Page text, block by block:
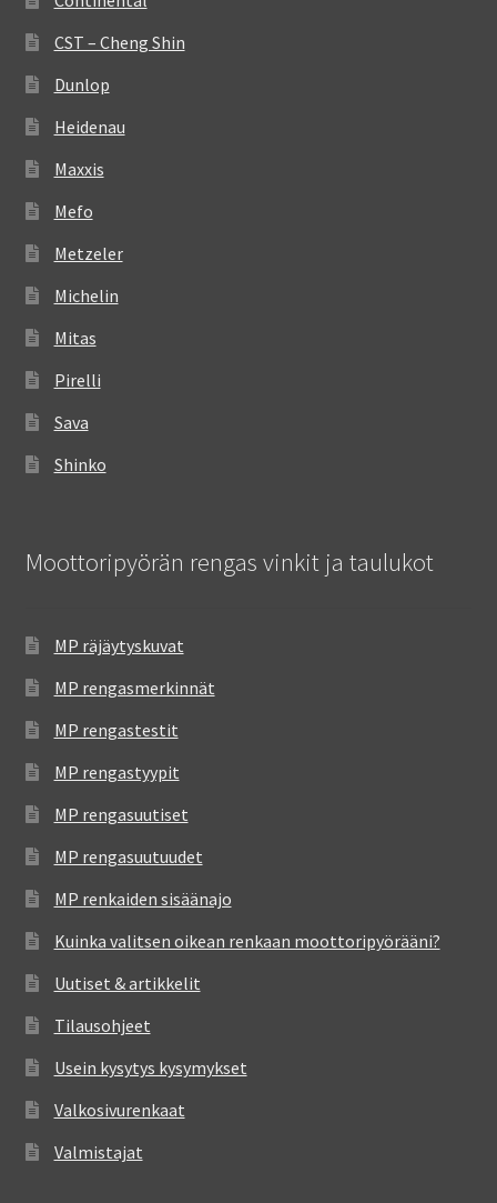
CST – Cheng Shin
Dunlop
Heidenau
Maxxis
Mefo
Metzeler
Michelin
Mitas
Pirelli
Sava
Shinko
Moottoripyörän rengas vinkit ja taulukot
MP räjäytyskuvat
MP rengasmerkinnät
MP rengastestit
MP rengastyypit
MP rengasuutiset
MP rengasuutuudet
MP renkaiden sisäänajo
Kuinka valitsen oikean renkaan moottoripyörääni?
Uutiset & artikkelit
Tilausohjeet
Usein kysytys kysymykset
Valkosivurenkaat
Valmistajat